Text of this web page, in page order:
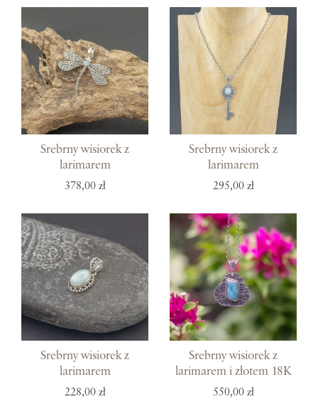
Srebrny wisiorek z
larimarem
378,00 zł
Srebrny wisiorek z
larimarem
295,00 zł
Srebrny wisiorek z
larimarem
228,00 zł
Srebrny wisiorek z
larimarem i złotem 18K
550,00 zł